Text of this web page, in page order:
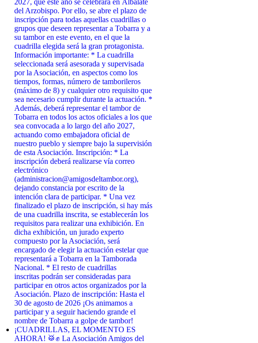
2027, que este año se celebrará en Albalate
del Arzobispo. Por ello, se abre el plazo de
inscripción para todas aquellas cuadrillas o
grupos que deseen representar a Tobarra y a
su tambor en este evento, en el que la
cuadrilla elegida será la gran protagonista.
Información importante: * La cuadrilla
seleccionada será asesorada y supervisada
por la Asociación, en aspectos como los
tiempos, formas, número de tamborileros
(máximo de 8) y cualquier otro requisito que
sea necesario cumplir durante la actuación. *
Además, deberá representar el tambor de
Tobarra en todos los actos oficiales a los que
sea convocada a lo largo del año 2027,
actuando como embajadora oficial de
nuestro pueblo y siempre bajo la supervisión
de esta Asociación. Inscripción: * La
inscripción deberá realizarse vía correo
electrónico
(administracion@amigosdeltambor.org),
dejando constancia por escrito de la
intención clara de participar. * Una vez
finalizado el plazo de inscripción, si hay más
de una cuadrilla inscrita, se establecerán los
requisitos para realizar una exhibición. En
dicha exhibición, un jurado experto
compuesto por la Asociación, será
encargado de elegir la actuación estelar que
representará a Tobarra en la Tamborada
Nacional. * El resto de cuadrillas
inscritas podrán ser consideradas para
participar en otros actos organizados por la
Asociación. Plazo de inscripción: Hasta el
30 de agosto de 2026 ¡Os animamos a
participar y a seguir haciendo grande el
nombre de Tobarra a golpe de tambor!
¡CUADRILLAS, EL MOMENTO ES
AHORA! 🥁✊ La Asociación Amigos del